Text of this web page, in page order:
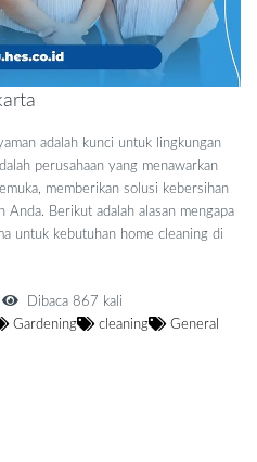
adalah kunci untuk lingkungan
perusahaan yang menawarkan
memberikan solusi kebersihan
Berikut adalah alasan mengapa
untuk kebutuhan home cleaning di
Dibaca 867 kali
Gardening cleaning
General